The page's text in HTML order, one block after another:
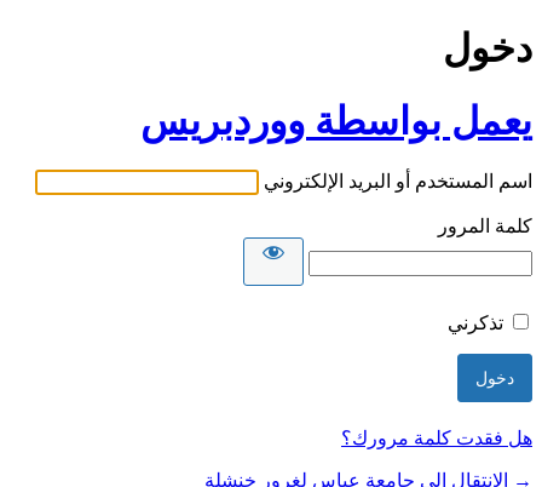
دخول
يعمل بواسطة ووردبريس
اسم المستخدم أو البريد الإلكتروني
كلمة المرور
تذكرني
هل فقدت كلمة مرورك؟
→ الانتقال إلى جامعة عباس لغرور خنشلة